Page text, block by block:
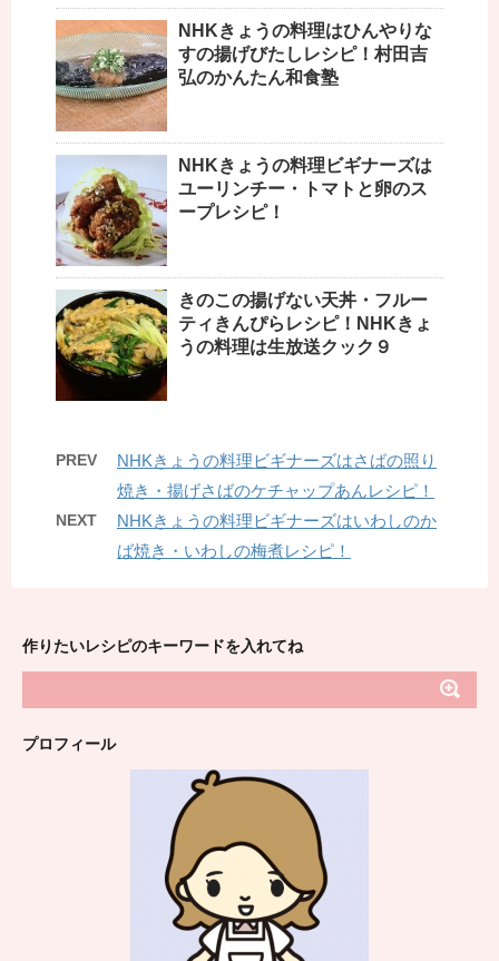
NHKきょうの料理はひんやりな
すの揚げびたしレシピ！村田吉
弘のかんたん和食塾
NHKきょうの料理ビギナーズは
ユーリンチー・トマトと卵のス
ープレシピ！
きのこの揚げない天丼・フルー
ティきんぴらレシピ！NHKきょ
うの料理は生放送クック９
PREV
NHKきょうの料理ビギナーズはさばの照り
焼き・揚げさばのケチャップあんレシピ！
NEXT
NHKきょうの料理ビギナーズはいわしのか
ば焼き・いわしの梅煮レシピ！
作りたいレシピのキーワードを入れてね
プロフィール